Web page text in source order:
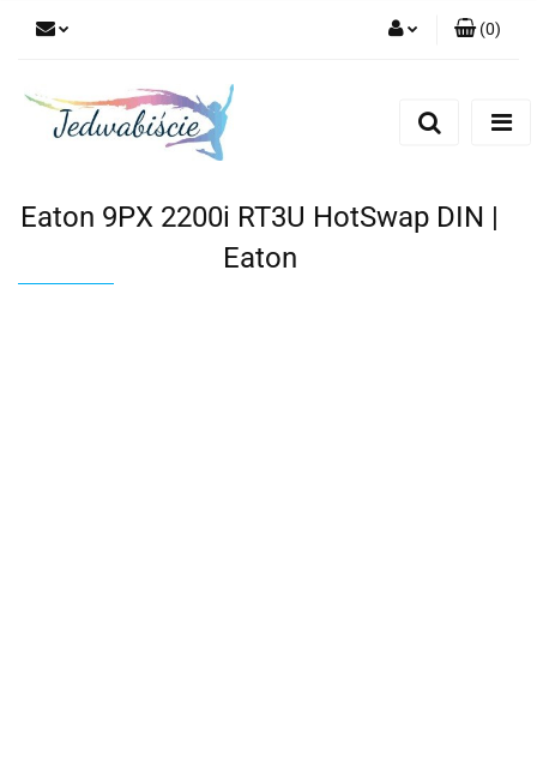
(0)
Eaton 9PX 2200i RT3U HotSwap DIN |
Eaton